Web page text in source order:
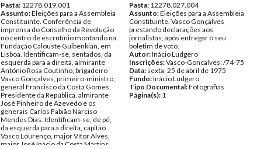
Pasta: 12278.019.001
Assunto:Eleições para a Assembleia
Constituinte. Conferência de
imprensa do Conselho da Revolução
no centro de escrutínio montando na
Fundação Calouste Gulbenkian, em
Lisboa. Identificam-se, sentados, da
esquerda para a direita, almirante
António Rosa Coutinho, brigadeiro
Vasco Gonçalves, primeiro-ministro,
general Francisco da Costa Gomes,
Presidente da República, almirante
José Pinheiro de Azevedo e os
generais Carlos Fabião Narciso
Mendes Dias. Identificam-se, de pé,
da esquerda para a direita, capitão
Vasco Lourenço, major Vítor Alves,
major José Inácio da Costa Martins,
Pasta: 12278.027.004
Assunto:Eleições para a Assembleia
Constituinte. Vasco Gonçalves
prestando declarações aos
jornalistas, após entregar o seu
boletim de voto.
Autor:Inácio Ludgero
Inscrições:Vasco-Goncalves; /74-75
Data: sexta, 25 de abril de 1975
Fundo:Inácio Ludgero
Tipo Documental:Fotografias
Página(s): 1